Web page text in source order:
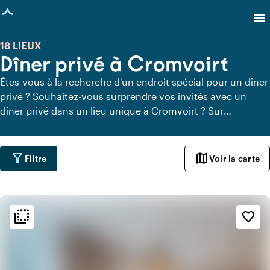
chargée
menu
Dîner privé à Cromvoirt
18 LIEUX
Êtes-vous à la recherche d'un endroit spécial pour un dîner
privé ? Souhaitez-vous surprendre vos invités avec un
dîner privé dans un lieu unique à Cromvoirt ? Sur
tous les lieux à Cromvoirt où vous pouvez dîner en toute
tranquillité. Découvrez tous les lieux de restauration privée
pour un délicieux dîner privé.
filter_alt Filtre mapVoir la carte
flip_to_back favorite_border
flip_to_back Ambiance
style
Hôtel chic